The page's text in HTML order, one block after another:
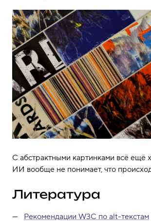
С абстрактными картинками всё ещё
ИИ вообще не понимает, что
Литература
Рекомендации W3C по alt-текстам